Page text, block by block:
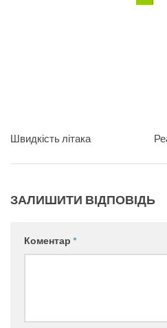
Швидкість літака
ЗАЛИШИТИ ВІДПОВІДЬ
Коментар *